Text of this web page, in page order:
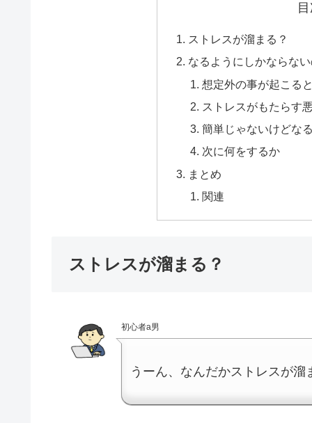
ストレスが溜まる？
なるようにしかならな
想定外の事が起こる
ストレスがもたらす
簡単じゃないけどな
次に何をするか
まとめ
関連
ストレスが溜まる？
初心者a男
うーん、なんだかストレスが溜